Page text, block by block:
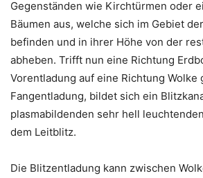
Gegenständen wie Kirchtürmen oder
Bäumen aus, welche sich im Gebiet
befinden und in ihrer Höhe von der
abheben. Trifft nun eine Richtung
Vorentladung auf eine Richtung Wolke
Fangentladung, bildet sich ein
plasmabildenden sehr hell
dem Leitblitz.
Die Blitzentladung kann zwischen